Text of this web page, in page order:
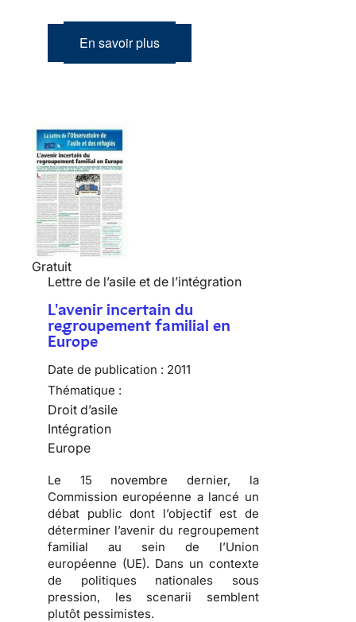
En savoir plus
Gratuit
Lettre de l’asile et de l’intégration
L'avenir incertain du
regroupement familial en
Europe
Date de publication : 2011
Thématique :
Droit d’asile
Intégration
Europe
Le 15 novembre dernier, la
Commission européenne a lancé un
débat public dont l’objectif est de
déterminer l’avenir du regroupement
familial au sein de l’Union
européenne (UE). Dans un contexte
de politiques nationales sous
pression, les scenarii semblent
plutôt pessimistes.